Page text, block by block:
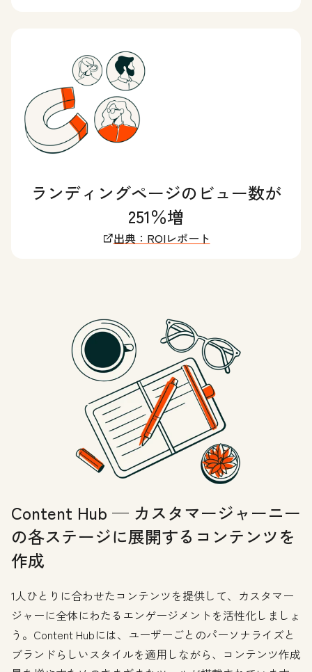
ランディングページのビュー数が
251％増
出典：ROIレポート
Content Hub — カスタマージャーニー
の各ステージに展開するコンテンツを
作成
1人ひとりに合わせたコンテンツを提供して、カスタマー
ジャーに全体にわたるエンゲージメントを活性化しましょ
う。Content Hubには、ユーザーごとのパーソナライズと
ブランドらしいスタイルを適用しながら、コンテンツ作成